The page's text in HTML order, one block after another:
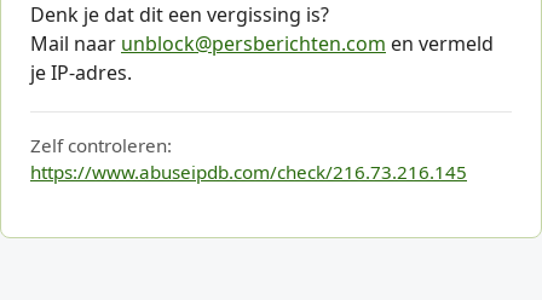
Denk je dat dit een vergissing is?
Mail naar unblock@persberichten.com en vermeld
je IP-adres.
Zelf controleren:
https://www.abuseipdb.com/check/216.73.216.145